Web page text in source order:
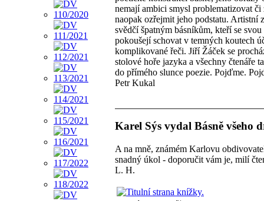
nemají ambici smysl problematizovat či
naopak ozřejmit jeho podstatu. Artistní
svědčí špatným básníkům, kteří se
pokoušejí schovat v temných koutech
komplikované řeči. Jiří Žáček se
stolové hoře jazyka a všechny čtenáře
do přímého slunce poezie. Pojďme.
Petr Kukal
Karel Sýs vydal Básně všeho
A na mně, známém Karlovu
snadný úkol - doporučit vám je, milí
L. H.